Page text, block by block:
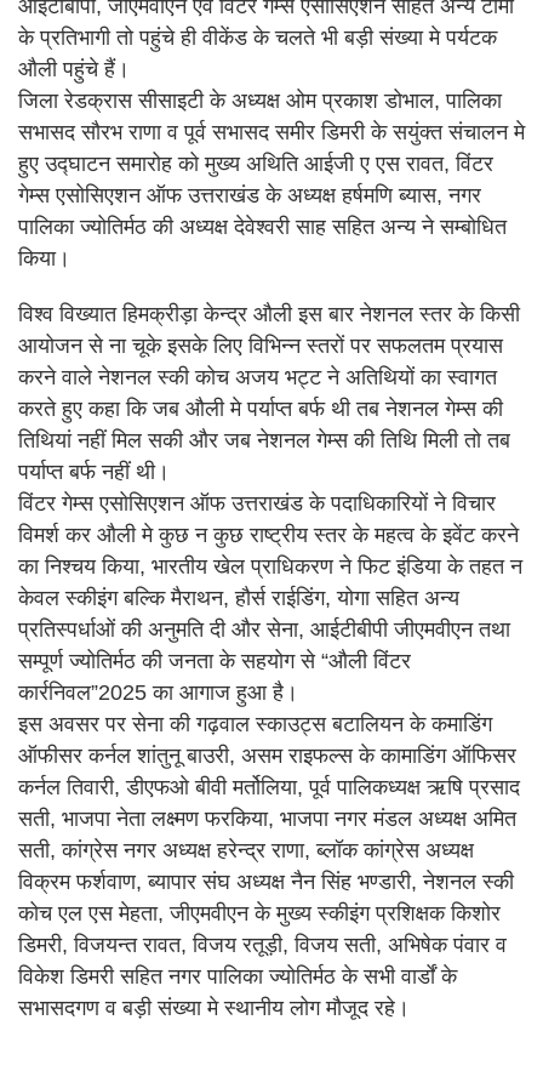
आईटीबीपी, जीएमवीएन एवं विंटर गेम्स एसोसिएशन सहित अन्य टीमों
के प्रतिभागी तो पहुंचे ही वीकेंड के चलते भी बड़ी संख्या मे पर्यटक
औली पहुंचे हैं।
जिला रेडक्रास सीसाइटी के अध्यक्ष ओम प्रकाश डोभाल, पालिका
सभासद सौरभ राणा व पूर्व सभासद समीर डिमरी के सयुंक्त संचालन मे
हुए उद्घाटन समारोह को मुख्य अथिति आईजी ए एस रावत, विंटर
गेम्स एसोसिएशन ऑफ उत्तराखंड के अध्यक्ष हर्षमणि ब्यास, नगर
पालिका ज्योतिर्मठ की अध्यक्ष देवेश्वरी साह सहित अन्य ने सम्बोधित
किया।
विश्व विख्यात हिमक्रीड़ा केन्द्र औली इस बार नेशनल स्तर के किसी
आयोजन से ना चूके इसके लिए विभिन्न स्तरों पर सफलतम प्रयास
करने वाले नेशनल स्की कोच अजय भट्ट ने अतिथियों का स्वागत
करते हुए कहा कि जब औली मे पर्याप्त बर्फ थी तब नेशनल गेम्स की
तिथियां नहीं मिल सकी और जब नेशनल गेम्स की तिथि मिली तो तब
पर्याप्त बर्फ नहीं थी।
विंटर गेम्स एसोसिएशन ऑफ उत्तराखंड के पदाधिकारियों ने विचार
विमर्श कर औली मे कुछ न कुछ राष्ट्रीय स्तर के महत्व के इवेंट करने
का निश्चय किया, भारतीय खेल प्राधिकरण ने फिट इंडिया के तहत न
केवल स्कीइंग बल्कि मैराथन, हौर्स राईडिंग, योगा सहित अन्य
प्रतिस्पर्धाओं की अनुमति दी और सेना, आईटीबीपी जीएमवीएन तथा
सम्पूर्ण ज्योतिर्मठ की जनता के सहयोग से “औली विंटर
कार्रनिवल”2025 का आगाज हुआ है।
इस अवसर पर सेना की गढ़वाल स्काउट्स बटालियन के कमाडिंग
ऑफीसर कर्नल शांतुनू बाउरी, असम राइफल्स के कामाडिंग ऑफिसर
कर्नल तिवारी, डीएफओ बीवी मर्तोलिया, पूर्व पालिकध्यक्ष ऋषि प्रसाद
सती, भाजपा नेता लक्ष्मण फरकिया, भाजपा नगर मंडल अध्यक्ष अमित
सती, कांग्रेस नगर अध्यक्ष हरेन्द्र राणा, ब्लॉक कांग्रेस अध्यक्ष
विक्रम फर्शवाण, ब्यापार संघ अध्यक्ष नैन सिंह भण्डारी, नेशनल स्की
कोच एल एस मेहता, जीएमवीएन के मुख्य स्कीइंग प्रशिक्षक किशोर
डिमरी, विजयन्त रावत, विजय रतूड़ी, विजय सती, अभिषेक पंवार व
विकेश डिमरी सहित नगर पालिका ज्योतिर्मठ के सभी वार्डों के
सभासदगण व बड़ी संख्या मे स्थानीय लोग मौजूद रहे।